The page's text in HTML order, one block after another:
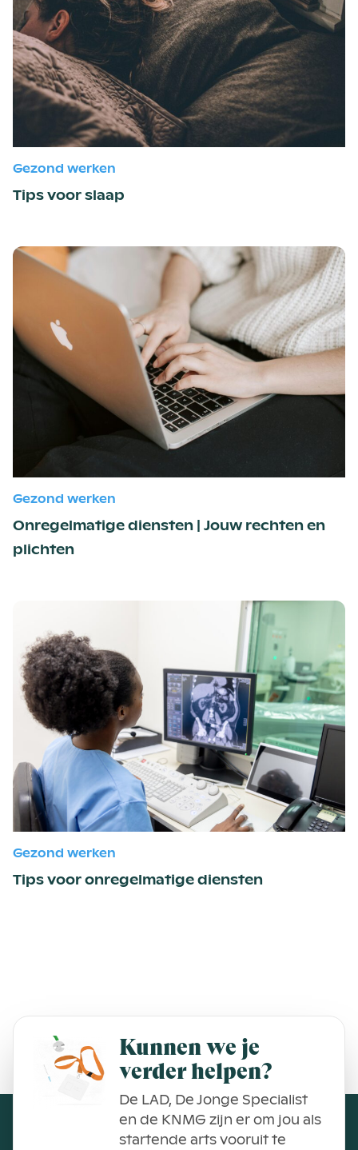
Gezond werken
Tips voor slaap
Gezond werken
Onregelmatige diensten | Jouw rechten en
plichten
Gezond werken
Tips voor onregelmatige diensten
Kunnen we je
verder helpen?
De LAD, De Jonge Specialist
en de KNMG zijn er om jou als
startende arts vooruit te